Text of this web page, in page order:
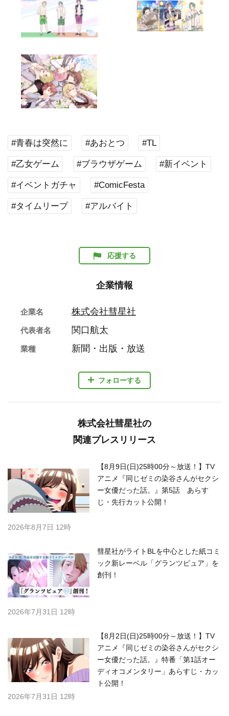
#青春は突然に #あおとつ #TL
#乙女ゲーム #ブラウザゲーム #新イベント
#イベントガチャ #ComicFesta
#タイムリープ #アルバイト
応援する
企業情報
フォローする
企業名 株式会社彗星社
代表者名 関口航太
業種 新聞・出版・放送
株式会社彗星社の
関連プレスリリース
【8月9日(日)25時00分～放送！】TV
アニメ『同じゼミの染谷さんがセクシ
ー女優だった話。』第5話 あらす
じ・先行カット公開！
2026年8月7日 12時
彗星社がライトBLを中心とした紙コミ
ック新レーベル「グランツピュア」を
創刊！
2026年7月31日 12時
【8月2日(日)25時00分～放送！】TV
アニメ『同じゼミの染谷さんがセクシ
ー女優だった話。』特番「第1話オー
ディオコメンタリー」あらすじ・カッ
ト公開！
2026年7月31日 12時